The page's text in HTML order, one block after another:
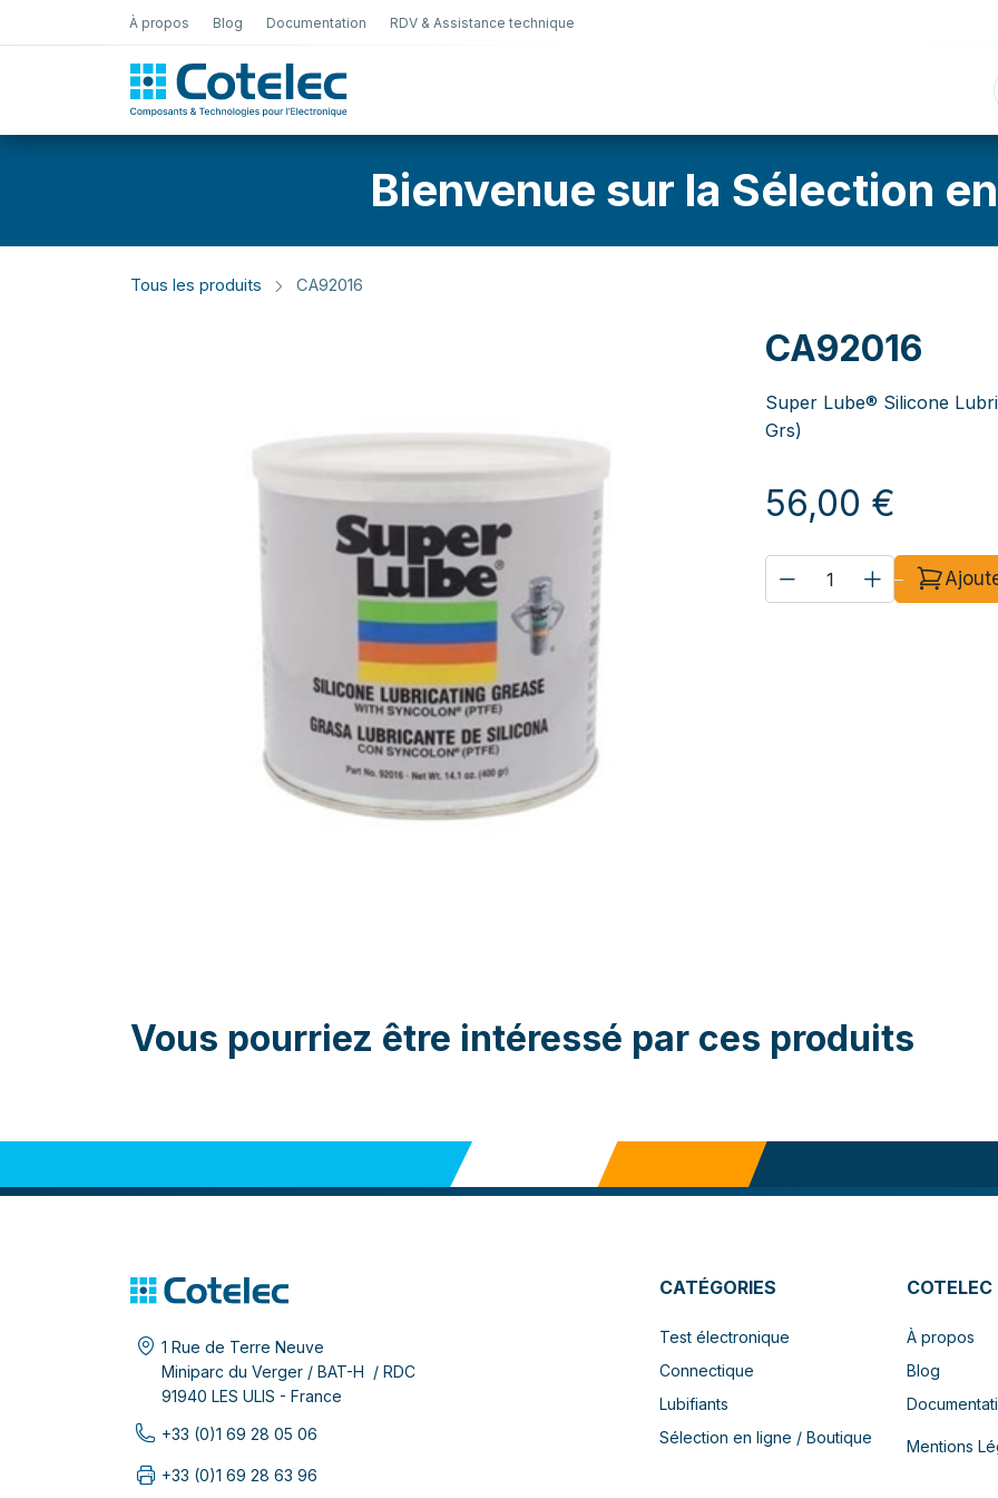
À propos Blog Documentation RDV & Assistance technique
Sélection en
Bienvenue sur la Sélection
Tous les produits CA92016
CA92016
Super Lube® Silicone
Grs)
56,00 €
Vous pourriez être intéressé par ces produits
1 Rue de Terre Neuve
Miniparc du Verger / BAT-H / RDC
91940 LES ULIS - France
+33 (0)1 69 28 05 06
+33 (0)1 69 28 63 96
CATÉGORIES
Test électronique
Connectique
Lubifiants
Sélection en ligne / Boutique
COTELEC
À propos
Blog
Mentions